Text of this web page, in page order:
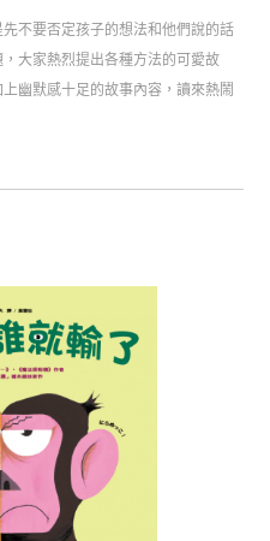
不要否定孩子的想法和他們說的話
大家熱烈提出各種方法的可愛故
幽默感十足的故事內容，讀來熱鬧